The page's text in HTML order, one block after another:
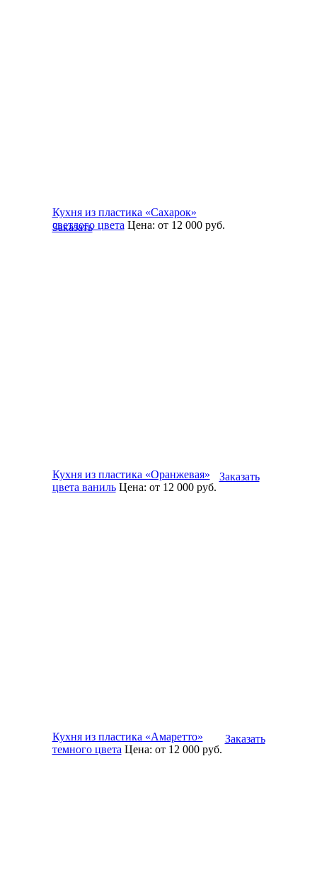
Кухня из пластика «Сахарок»
светлого цвета Цена: от 12 000руб.
Заказать
Кухня из пластика «Оранжевая»
цвета ваниль Цена: от 12 000руб.
Заказать
Кухня из пластика «Амаретто»
темного цвета Цена: от 12 000руб.
Заказать